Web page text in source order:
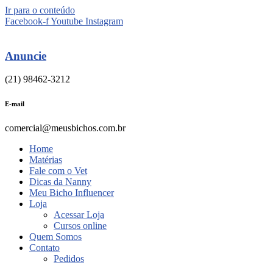
Ir para o conteúdo
Facebook-fYoutube Instagram
Anuncie
(21) 98462-3212
E-mail
comercial@meusbichos.com.br
Home
Matérias
Fale com o Vet
Dicas da Nanny
Meu Bicho Influencer
Loja
Acessar Loja
Cursos online
Quem Somos
Contato
Pedidos